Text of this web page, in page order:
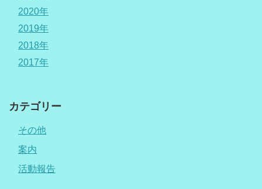
2020年
2019年
2018年
2017年
カテゴリー
その他
案内
活動報告